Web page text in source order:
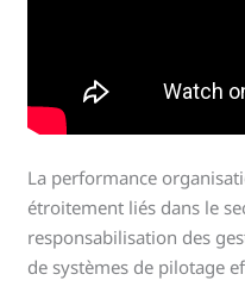
La performance
étroitement liés dans le
responsabilisation des
de systèmes de pilotage